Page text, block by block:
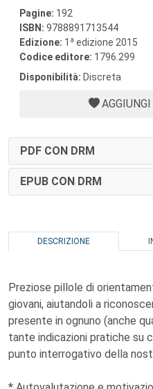
Pagine: 192
ISBN: 9788891713544
Edizione: 1 a edizione 2015
Codice editore: 1796.299
Disponibilità: Discreta
PDF CON DRM
EPUB CON DRM
DESCRIZIONE
Preziose pillole di
giovani, aiutandoli a
presente in ognuno (anche
tante indicazioni pratiche su
punto interrogativo della